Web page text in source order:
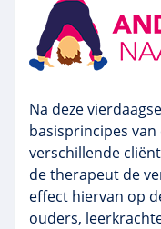
Na deze
basisprincipes
verschillende
de therapeut de
effect hiervan op
ouders,